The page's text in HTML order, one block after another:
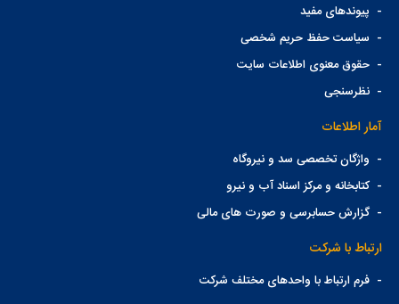
- پیوندهای مفید
- سیاست حفظ حریم شخصی
-حقوق معنوی اطلاعات سایت
-نظرسنجی
آمار اطلاعات
- واژگان تخصصی سد و نیروگاه
-کتابخانه و مرکز اسناد آب و نیرو
-گزارش حسابرسی و صورت های مالی
ارتباط با شرکت
-فرم ارتباط با واحدهای مختلف شرکت